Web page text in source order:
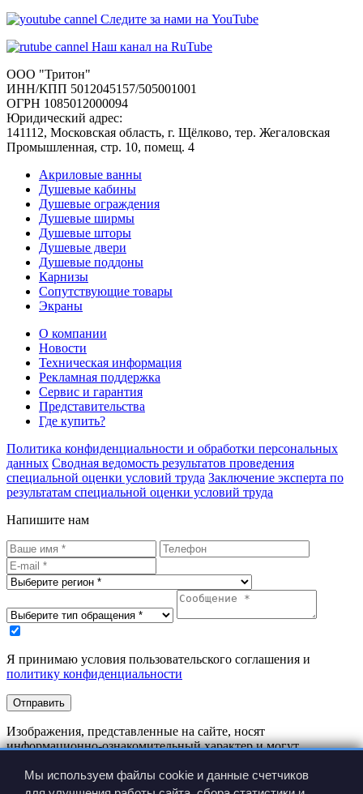
Следите за нами на YouTube
Наш канал на RuTube
ООО "Тритон"
ИНН/КПП 5012045157/505001001
ОГРН 1085012000094
Юридический адрес:
141112, Московская область, г. Щёлково, тер. Жегаловская
Промышленная, стр. 10, помещ. 4
Акриловые ванны
Душевые кабины
Душевые ограждения
Душевые ширмы
Душевые шторы
Душевые двери
Душевые поддоны
Карнизы
Сопутствующие товары
Экраны
О компании
Новости
Техническая информация
Рекламная поддержка
Сервис и гарантия
Представительства
Где купить?
Политика конфиденциальности и обработки персональных
данных Сводная ведомость результатов проведения
специальной оценки условий труда Заключение эксперта по
результатам специальной оценки условий труда
Напишите нам
Я принимаю условия пользовательского соглашения и
политику конфиденциальности
Отправить
Изображения, представленные на сайте, носят
информационно-ознакомительный характер и могут
Производитель имеет право вносить изменения в
конструкцию изделия без предварительного уведомления.
Мы используем файлы cookie и данные счетчиков